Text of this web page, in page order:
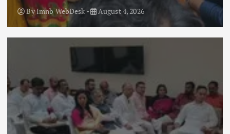
ByImnb WebDesk August 4, 2026